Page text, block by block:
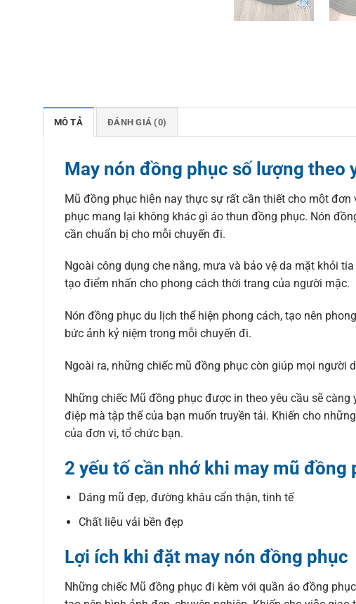
MÔ TẢ ĐÁNH GIÁ (0)
May nón đồng phục số lượng theo
Mũ đồng phục hiện nay thực sự rất cần thiết cho một
phục mang lại không khác gì áo thun đồng phục. Nón
cần chuẩn bị cho mỗi chuyến đi.
Ngoài công dụng che nắng, mưa và bảo vệ da mặt khỏi
tạo điểm nhấn cho phong cách thời trang của người mặc.
Nón đồng phục du lịch thể hiện phong cách, tạo nên
bức ảnh kỷ niệm trong mỗi chuyến đi.
Ngoài ra, những chiếc mũ đồng phục còn giúp mọi người
Những chiếc Mũ đồng phục được in theo yêu cầu sẽ
điệp mà tập thể của bạn muốn truyền tải. Khiến cho
của đơn vị, tổ chức bạn.
2 yếu tố cần nhớ khi may mũ đồng
Dáng mũ đẹp, đường khâu cẩn thận, tinh tế
Chất liệu vải bền đẹp
Lợi ích khi đặt may nón đồng phục
Những chiếc Mũ đồng phục đi kèm với quần áo đồng